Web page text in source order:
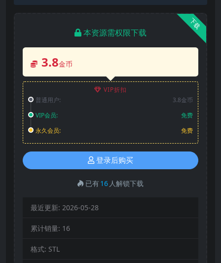
下载
本资源需权限下载
3.8金币
VIP折扣
普通用户:
3.8金币
VIP会员:
免费
永久会员:
免费
登录后购买
已有16 人解锁下载
最近更新: 2026-05-28
累计销量: 16
格式: STL